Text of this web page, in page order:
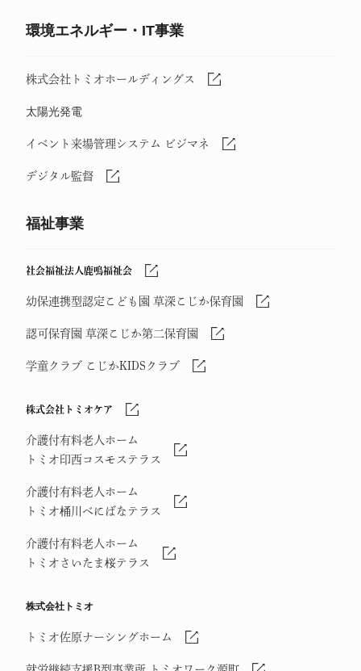
環境エネルギー・IT事業
株式会社トミオホールディングス
太陽光発電
イベント来場管理システム ビジマネ
デジタル監督
福祉事業
社会福祉法人鹿鳴福祉会
幼保連携型認定こども園 草深こじか保育園
認可保育園 草深こじか第二保育園
学童クラブ こじかKIDSクラブ
株式会社トミオケア
介護付有料老人ホーム
トミオ印西コスモステラス
介護付有料老人ホーム
トミオ桶川べにばなテラス
介護付有料老人ホーム
トミオさいたま桜テラス
株式会社トミオ
トミオ佐原ナーシングホーム